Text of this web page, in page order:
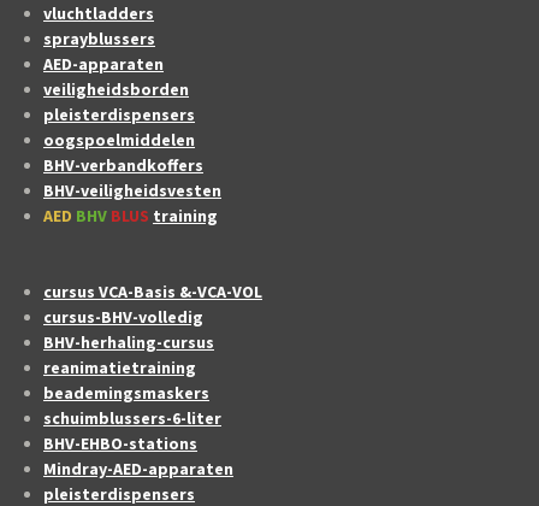
vluchtladders
sprayblussers
AED-apparaten
veiligheidsborden
pleisterdispensers
oogspoelmiddelen
BHV-verbandkoffers
BHV-veiligheidsvesten
AED BHV BLUS training
cursus VCA-Basis &-VCA-VOL
cursus-BHV-volledig
BHV-herhaling-cursus
reanimatietraining
beademingsmaskers
schuimblussers-6-liter
BHV-EHBO-stations
Mindray-AED-apparaten
pleisterdispensers